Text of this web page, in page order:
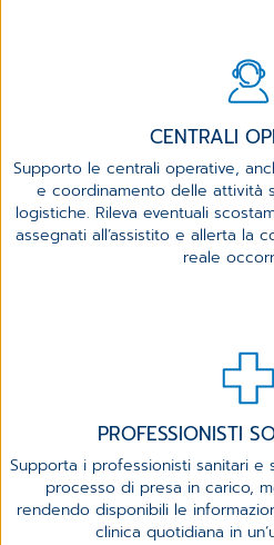
CENTRALI
Supporto le centrali operative,
e coordinamento delle attività
logistiche. ​Rileva eventuali
assegnati all’assistito e allerta la
reale
PROFESSIONISTI
Supporta i professionisti sanitari e
processo di presa in carico,
rendendo disponibili le
clinica quotidiana in